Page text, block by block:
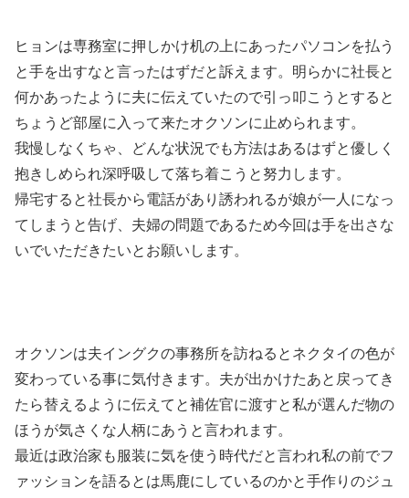
ヒョンは専務室に押しかけ机の上にあったパソコンを払う
と手を出すなと言ったはずだと訴えます。明らかに社長と
何かあったように夫に伝えていたので引っ叩こうとすると
ちょうど部屋に入って来たオクソンに止められます。
我慢しなくちゃ、どんな状況でも方法はあるはずと優しく
抱きしめられ深呼吸して落ち着こうと努力します。
帰宅すると社長から電話があり誘われるが娘が一人になっ
てしまうと告げ、夫婦の問題であるため今回は手を出さな
いでいただきたいとお願いします。
オクソンは夫イングクの事務所を訪ねるとネクタイの色が
変わっている事に気付きます。夫が出かけたあと戻ってき
たら替えるように伝えてと補佐官に渡すと私が選んだ物の
ほうが気さくな人柄にあうと言われます。
最近は政治家も服装に気を使う時代だと言われ私の前でフ
ァッションを語るとは馬鹿にしているのかと手作りのジュ